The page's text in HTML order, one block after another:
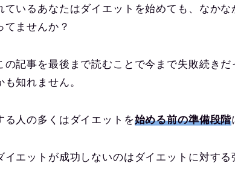
ているあなたはダイエットを始めても、なか
てませんか？
の記事を最後まで読むことで今まで失敗続き
知れません。
る人の多くはダイエットを始める前の準備段階
イエットが成功しないのはダイエットに対す